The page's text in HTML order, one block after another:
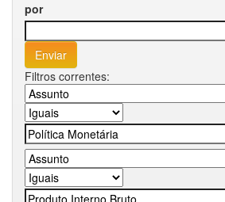
por
Filtros correntes: